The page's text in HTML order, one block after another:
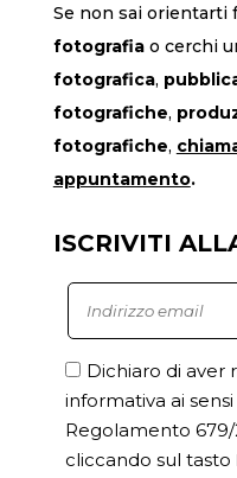
Se non sai orientarti
fotografiao cerchi
fotografica,
fotografiche,
fotografiche,
appuntamento.
ISCRIVITI
Dichiaro di aver
informativa ai
Regolamento 679/
cliccando sul tasto